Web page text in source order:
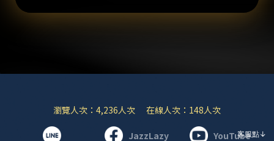
客服點↓
瀏覽人次：4,236人次 在線人次：148人次
JazzLazy YouTube